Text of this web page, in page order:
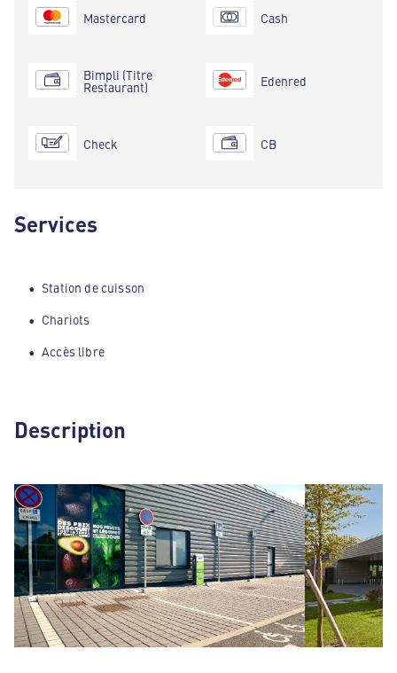
Mastercard
Bimpli (Titre
Restaurant)
Check
Cash
Edenred
CB
Services
Station de cuisson
Chariots
Accès libre
Description